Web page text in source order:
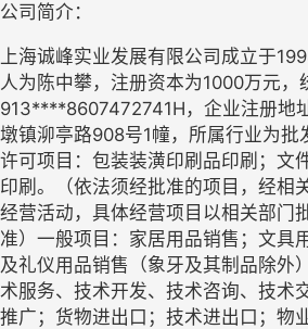
公司简介：
上海诚峰实业发展有限公司成立于
人为陈中攀，注册资本为1000万元，
913****8607472741H，企业注册地
墩镇泖亭路908号1幢，所属行业为批
许可项目：包装装潢印刷品印刷；文
印刷。（依法须经批准的项目，经相
经营活动，具体经营项目以相关部门
准）一般项目：家居用品销售；文具
及礼仪用品销售（象牙及其制品除外
术服务、技术开发、技术咨询、技术
推广；货物进出口；技术进出口；物